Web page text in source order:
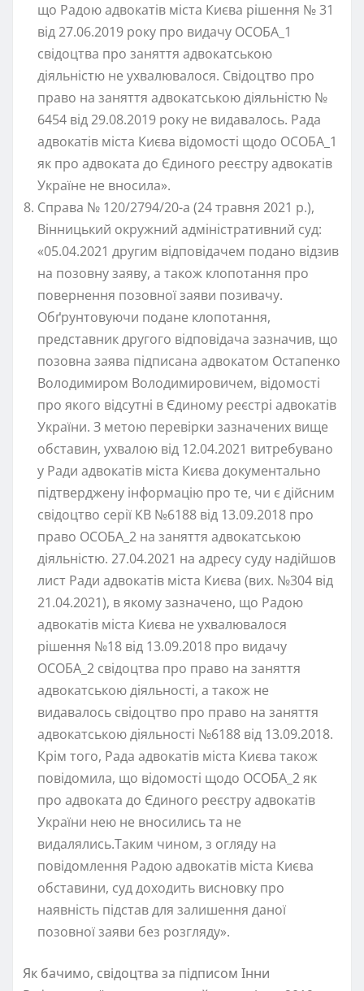
що Радою адвокатів міста Києва рішення № 31
від 27.06.2019 року про видачу ОСОБА_1
свідоцтва про заняття адвокатською
діяльністю не ухвалювалося. Свідоцтво про
право на заняття адвокатською діяльністю №
6454 від 29.08.2019 року не видавалось. Рада
адвокатів міста Києва відомості щодо ОСОБА_1
як про адвоката до Єдиного реєстру адвокатів
Україне не вносила».
Справа № 120/2794/20-а (24 травня 2021 р.),
Вінницький окружний адміністративний суд:
«05.04.2021 другим відповідачем подано відзив
на позовну заяву, а також клопотання про
повернення позовної заяви позивачу.
Обґрунтовуючи подане клопотання,
представник другого відповідача зазначив, що
позовна заява підписана адвокатом Остапенко
Володимиром Володимировичем, відомості
про якого відсутні в Єдиному реєстрі адвокатів
України. З метою перевірки зазначених вище
обставин, ухвалою від 12.04.2021 витребувано
у Ради адвокатів міста Києва документально
підтверджену інформацію про те, чи є дійсним
свідоцтво серії КВ №6188 від 13.09.2018 про
право ОСОБА_2 на заняття адвокатською
діяльністю. 27.04.2021 на адресу суду надійшов
лист Ради адвокатів міста Києва (вих. №304 від
21.04.2021), в якому зазначено, що Радою
адвокатів міста Києва не ухвалювалося
рішення №18 від 13.09.2018 про видачу
ОСОБА_2 свідоцтва про право на заняття
адвокатською діяльності, а також не
видавалось свідоцтво про право на заняття
адвокатською діяльності №6188 від 13.09.2018.
Крім того, Рада адвокатів міста Києва також
повідомила, що відомості щодо ОСОБА_2 як
про адвоката до Єдиного реєстру адвокатів
України нею не вносились та не
видалялись.Таким чином, з огляду на
повідомлення Радою адвокатів міста Києва
обставини, суд доходить висновку про
наявність підстав для залишення даної
позовної заяви без розгляду».
Як бачимо, свідоцтва за підписом Інни